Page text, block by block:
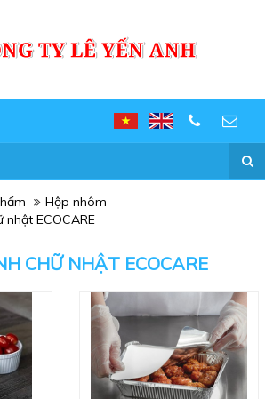
Hộp nhôm
ECOCARE
CHỮ NHẬT ECOCARE